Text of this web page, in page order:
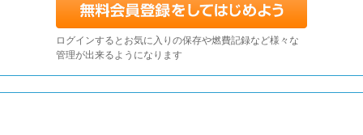
ログインするとお気に入りの保存や燃費記録など様々な
管理が出来るようになります